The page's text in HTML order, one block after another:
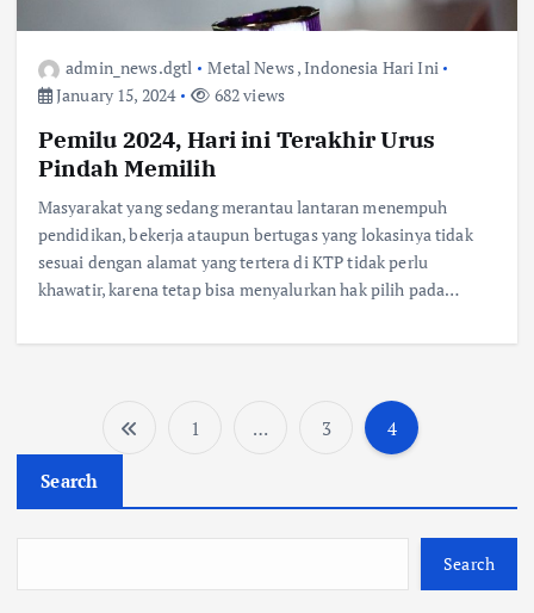
admin_news.dgtl Metal News,Indonesia Hari Ini
January 15, 2024
682 views
Pemilu 2024, Hari ini Terakhir Urus
Pindah Memilih
Masyarakat yang sedang merantau lantaran menempuh
pendidikan, bekerja ataupun bertugas yang lokasinya tidak
sesuai dengan alamat yang tertera di KTP tidak perlu
khawatir, karena tetap bisa menyalurkan hak pilih pada…
1 … 3 4
Search
Search